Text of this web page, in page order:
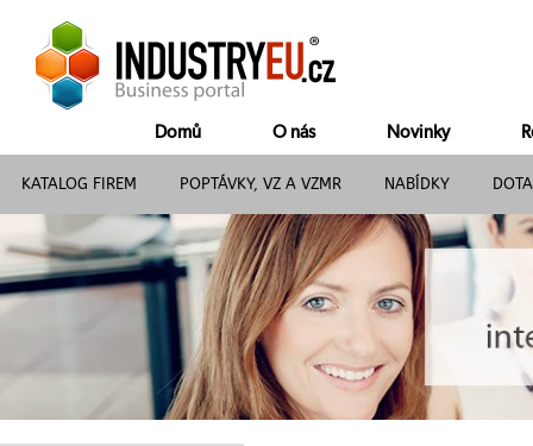
Domů O nás Novinky
KATALOG FIREM POPTÁVKY, VZ A VZMR NABÍDKY